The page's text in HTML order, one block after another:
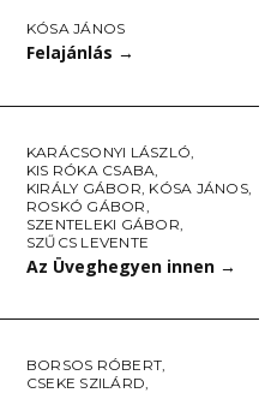
KÓSA JÁNOS
Felajánlás →
KARÁCSONYI LÁSZLÓ,
KIS RÓKA CSABA,
KIRÁLY GÁBOR, KÓSA JÁNOS,
ROSKÓ GÁBOR,
SZENTELEKI GÁBOR,
SZŰCS LEVENTE
Az Üveghegyen innen →
BORSOS RÓBERT,
CSEKE SZILÁRD,